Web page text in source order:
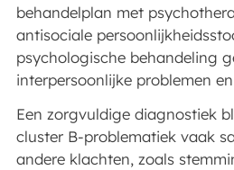
behandelplan met
antisociale
psychologische behandeling
interpersoonlijke problemen
Een zorgvuldige diagnostiek
cluster B-problematiek vaak
andere klachten, zoals